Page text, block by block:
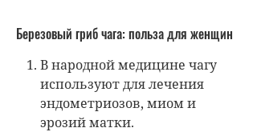
Березовый гриб чага: польза для женщин
В народной медицине чагу
используют для лечения
эндометриозов, миом и
эрозий матки.